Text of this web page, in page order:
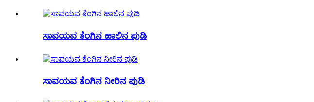
ಸಾವಯವ ತೆಂಗಿನ ಹಾಲಿನ ಪುಡಿ
ಸಾವಯವ ತೆಂಗಿನ ನೀರಿನ ಪುಡಿ